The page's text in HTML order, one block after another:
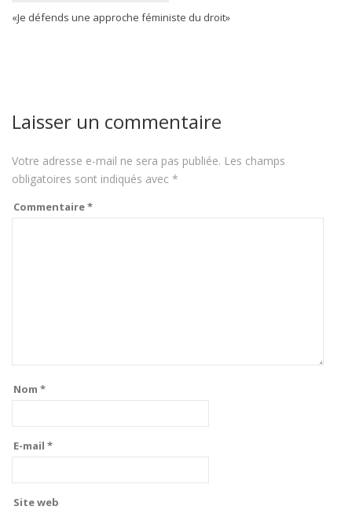
«Je défends une approche féministe du droit»
Laisser un commentaire
Votre adresse e-mail ne sera pas publiée. Les champs
obligatoires sont indiqués avec *
Commentaire*
Nom *
E-mail *
Site web